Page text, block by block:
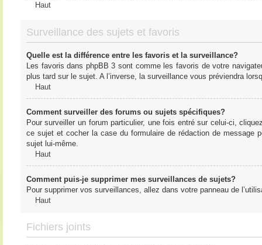
Haut
Surveillance des sujets et favoris
Quelle est la différence entre les favoris et la surveillance?
Les favoris dans phpBB 3 sont comme les favoris de votre
plus tard sur le sujet. A l’inverse, la surveillance vous préviendra
Haut
Comment surveiller des forums ou sujets spécifiques?
Pour surveiller un forum particulier, une fois entré sur celui-ci,
ce sujet et cocher la case du formulaire de rédaction de message
sujet lui-même.
Haut
Comment puis-je supprimer mes surveillances de sujets?
Pour supprimer vos surveillances, allez dans votre panneau de
Haut
Fichiers joints